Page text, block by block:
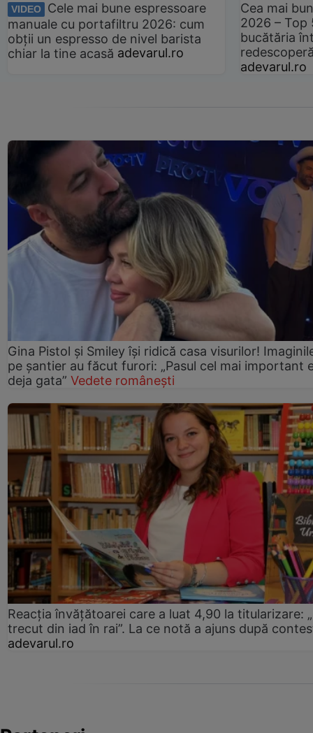
VIDEO
Cele mai bune espressoare
manuale cu portafiltru 2026: cum
obții un espresso de nivel barista
chiar la tine acasă adevarul.ro
Cea mai
2026 –
bucătăria
adevarul.ro
Gina Pistol și Smiley își ridică casa visurilor!
pe șantier au făcut furori: „Pasul cel mai important
deja gata” Vedete românești
Reacția învățătoarei care a luat 4,90 la titularizare:
trecut din iad în rai”. La ce notă a ajuns după
adevarul.ro